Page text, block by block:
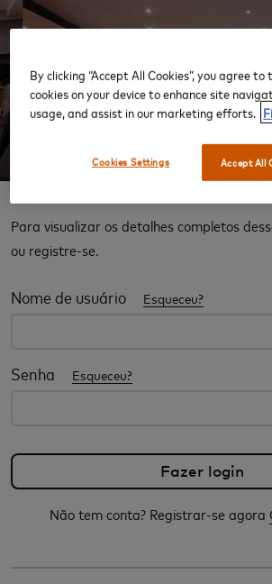
‹
Para visualizar os detalhes completos
ou registre-se.
Nome de usuário Esqueceu?
Senha Esqueceu?
Não tem conta? Registrar-se agora
By clicking “Accept All Cookies”, you agree
cookies on your device to enhance site
usage, and assist in our marketing efforts.
Accept All
Cookies Settings